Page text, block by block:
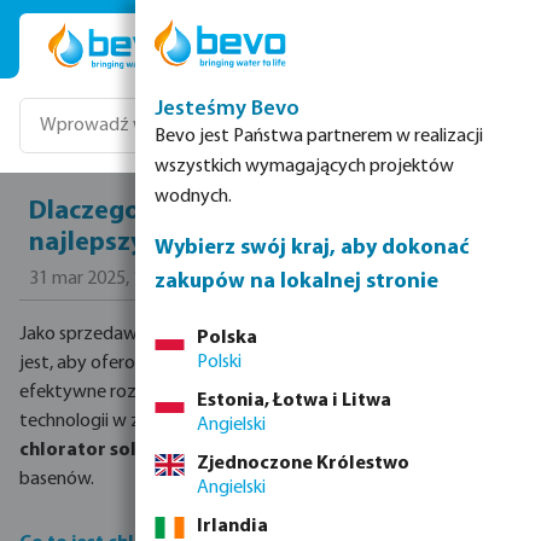
Przejdź do głównej zawartości
Dlaczego elektroliza soli jest
najlepszym wyborem dla klientów?
31 mar 2025, 12:00:00
Jako sprzedawca wyposażenia basenowego niezwykle istotne
jest, aby oferować klientom najnowocześniejsze i najbardziej
efektywne rozwiązania. Jedną z najpopularniejszych obecnie
technologii w zakresie utrzymania czystości wody jest
chlorator solny, który rewolucjonizuje sposób dezynfekcji
basenów.
Jesteśmy Bevo
Bevo jest Państwa partnerem w realizacji
wszystkich wymagających projektów
wodnych.
Wybierz swój kraj, aby dokonać
zakupów na lokalnej stronie
Polska
Polski
Estonia, Łotwa i Litwa
Angielski
Zjednoczone Królestwo
Angielski
Irlandia